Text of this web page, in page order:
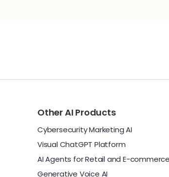
Other AI Products
Cybersecurity Marketing AI
Visual ChatGPT Platform
AI Agents for Retail and E-commerce
Generative Voice AI